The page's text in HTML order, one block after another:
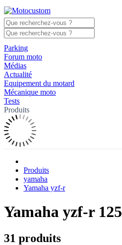
Parking
Forum moto
Médias
Actualité
Equipement du motard
Mécanique moto
Tests
Produits
Produits
yamaha
Yamaha yzf-r
Yamaha yzf-r 125
31 produits